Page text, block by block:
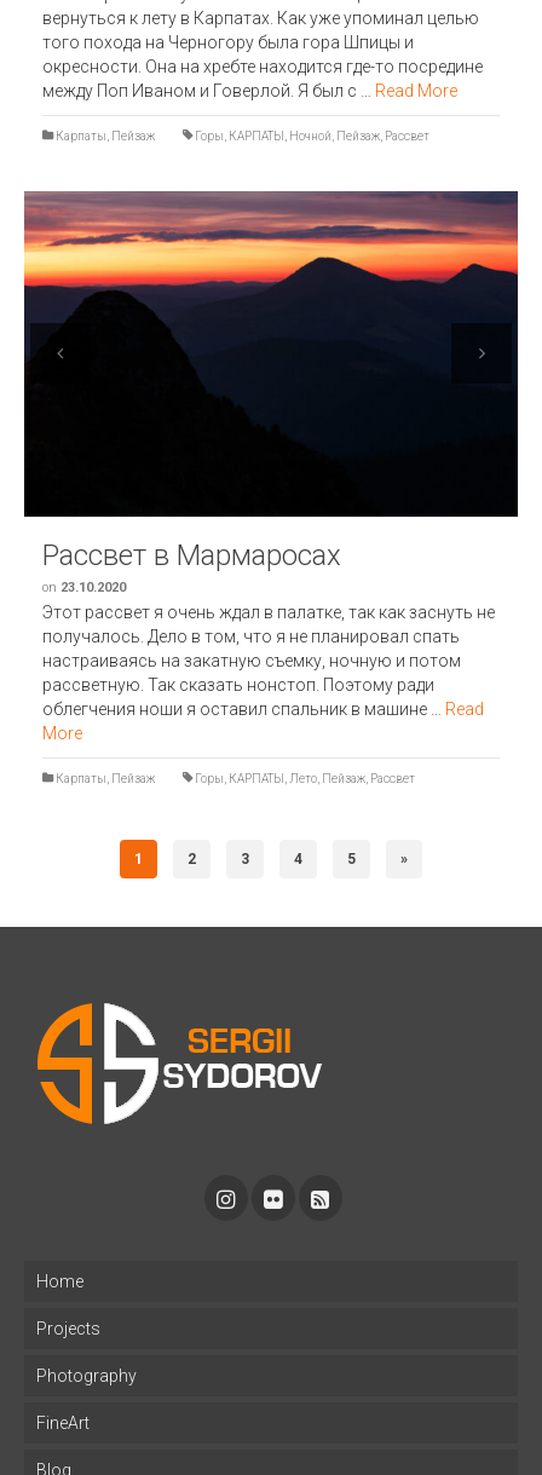
вернуться к лету в Карпатах. Как уже упоминал целью
того похода на Черногору была гора Шпицы и
окресности. Она на хребте находится где-то посредине
между Поп Иваном и Говерлой. Я был с … Read More
Карпаты Пейзаж Горы КАРПАТЫ Ночной Пейзаж Рассвет
Рассвет в Мармаросах
on 23.10.2020
Этот рассвет я очень ждал в палатке, так как заснуть не
получалось. Дело в том, что я не планировал спать
настраиваясь на закатную съемку, ночную и потом
рассветную. Так сказать нонстоп. Поэтому ради
облегчения ноши я оставил спальник в машине … Read
More
Карпаты, Пейзаж Горы, КАРПАТЫ ,Лето, Пейзаж, Рассвет
1 2 3 4 5 »
Home
Projects
Photography
FineArt
Blog